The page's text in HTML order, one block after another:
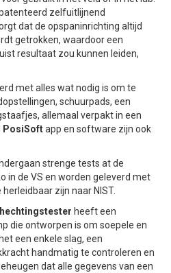
zelfuitlijnend
dat de opspaninrichting altijd
getrokken, waardoor een
resultaat zou kunnen leiden,
met alles wat nodig is om te
schuurpads, een
allemaal verpakt in een
PosiSoftapp en software zijn ook
strenge tests at de
in de VS en worden geleverd met
zijn naar NIST.
heeft een
die ontworpen is om soepele en
een enkele slag, een
handmatig te controleren en
dat alle gegevens van een